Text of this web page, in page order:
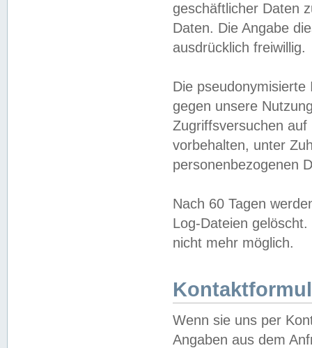
geschäftlicher Daten
Daten. Die Angabe
ausdrücklich freiwillig.
Die
gegen unsere
Zugriffsversuchen
vorbehalten, unter
personenbezogenen
Nach 60 Tagen
Log-Dateien
nicht mehr möglich.
Wenn sie uns per
Angaben aus dem